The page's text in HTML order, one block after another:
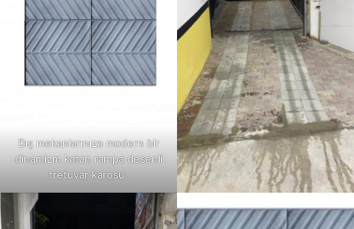
Dış mekanlarınıza modern bir
dinamizm katan rampa desenli
tretuvar karosu.